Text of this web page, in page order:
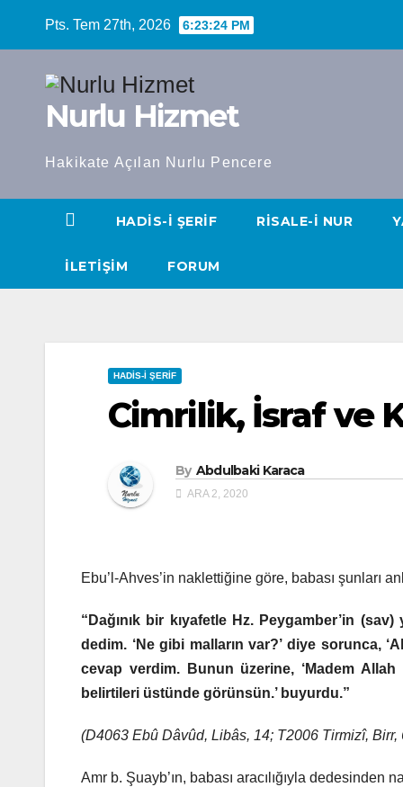
Pts. Tem 27th, 2026 6:23:25 PM
Nurlu Hizmet
Hakikate Açılan Nurlu Pencere
HADIS-I ŞERIF RISALE-I NUR
İLETIŞIM FORUM
HADIS-I ŞERIF
Cimrilik, İsraf ve
By Abdulbaki Karaca
ARA 2, 2020
Ebu’l-Ahves’in naklettiğine göre, babası şunları
“Dağınık bir kıyafetle Hz. Peygamber’in
dedim. ‘Ne gibi malların var?’ diye sorunca,
cevap verdim. Bunun üzerine, ‘Madem
belirtileri üstünde görünsün.’ buyurdu.”
(D4063 Ebû Dâvûd, Libâs, 14; T2006 Tirmizî, Birr,
Amr b. Şuayb’ın, babası aracılığıyla